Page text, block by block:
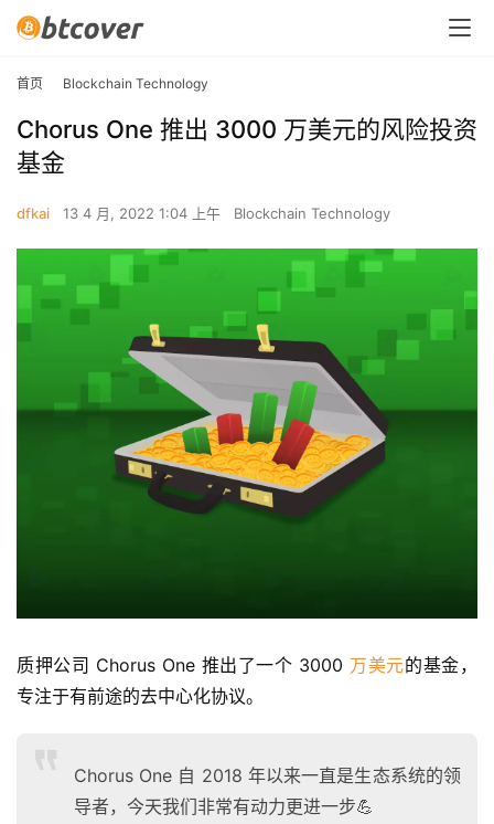
首页 Blockchain Technology
Chorus One 推出 3000 万美元的风险投资
基金
dfkai 13 4 月, 2022 1:04 上午 Blockchain Technology
质押公司 Chorus One 推出了一个 3000 万美元的基金，
专注于有前途的去中心化协议。
Chorus One 自 2018 年以来一直是生态系统的领
导者，今天我们非常有动力更进一步💪